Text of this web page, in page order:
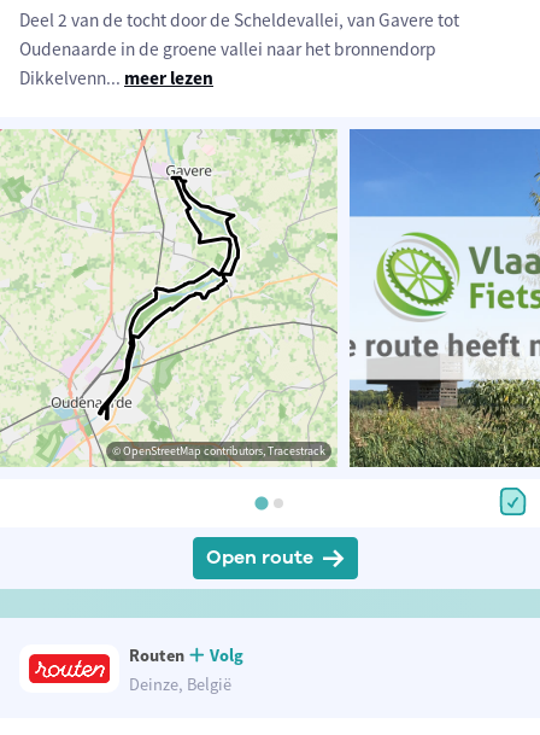
Deel 2 van de tocht door de Scheldevallei, van Gavere tot
Oudenaarde in de groene vallei naar het bronnendorp
Dikkelvenn... meer lezen
© OpenStreetMap contributors, Tracestrack
Open route
Routen
Volg
Deinze, België